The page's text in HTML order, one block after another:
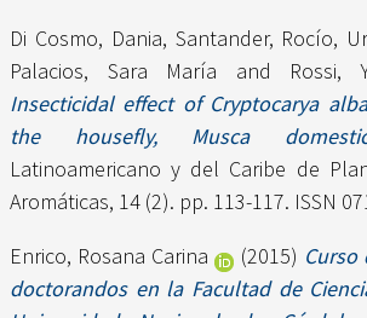
Di Cosmo, Dania, Santander, Rocío,
Palacios, Sara María and Rossi,
Insecticidal effect of Cryptocarya
the housefly, Musca
Latinoamericano y del Caribe de
Aromáticas, 14 (2). pp. 113-117. ISSN
Enrico, Rosana Carina
(2015)
doctorandos en la Facultad de